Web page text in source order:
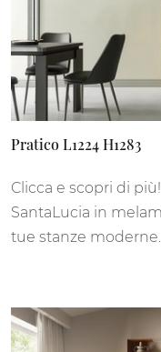
Pratico L1224 H1283
Clicca e scopri di
SantaLucia in
tue stanze moderne.